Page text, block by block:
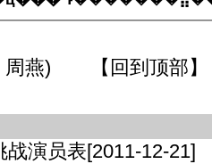
周燕) 【回到顶部】
战演员表[2011-12-21]